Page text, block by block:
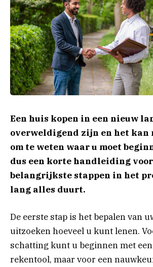
Een huis kopen in een nieuw
overweldigend zijn en het
om te weten waar u moet
dus een korte handleiding
belangrijkste stappen in het
lang alles duurt.
De eerste stap is het bepalen van
uitzoeken hoeveel u kunt lenen.
schatting kunt u beginnen met
rekentool, maar voor een